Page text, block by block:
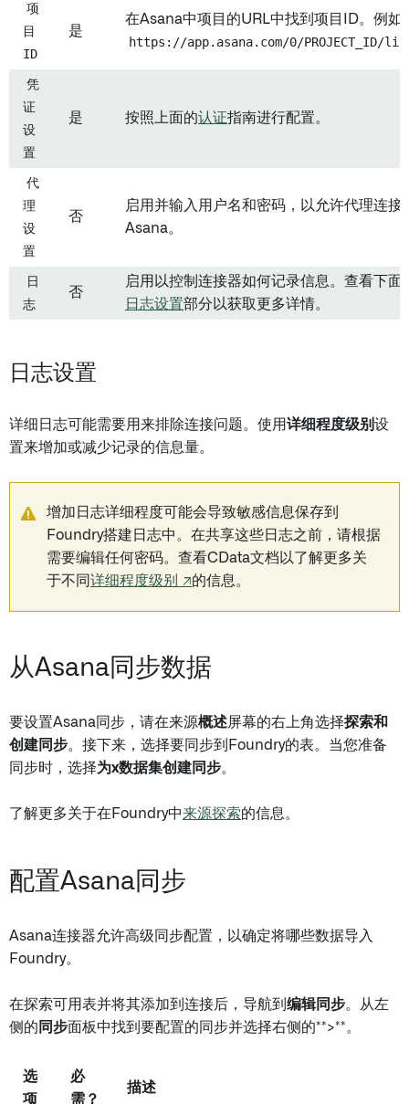
项
目
ID
是
在Asana中项目的URL中找到项目ID。例如
https://app.asana.com/0/PROJECT_ID/
凭
证
设
置
是 按照上面的认证指南进行配置。
代
理
设
置
否
启用并输入用户名和密码，以允许代理连接
Asana。
日
志
否
启用以控制连接器如何记录信息。查看下面
日志设置部分以获取更多详情。
日志设置
详细日志可能需要用来排除连接问题。使用详细程度级别设
置来增加或减少记录的信息量。
增加日志详细程度可能会导致敏感信息保存到
Foundry搭建日志中。在共享这些日志之前，请根据
需要编辑任何密码。查看CData文档以了解更多关
于不同 详细程度级别 ↗的信息。
从Asana同步数据
要设置Asana同步，请在来源概述屏幕的右上角选择探索和
创建同步。接下来，选择要同步到Foundry的表。当您准备
同步时，选择为x数据集创建同步。
了解更多关于在Foundry中来源探索的信息。
配置Asana同步
Asana连接器允许高级同步配置，以确定将哪些数据导入
Foundry。
在探索可用表并将其添加到连接后，导航到 编辑同步。从左
侧的 同步面板中找到要配置的同步并选择右侧的**>**。
选
项
必
需？
描述